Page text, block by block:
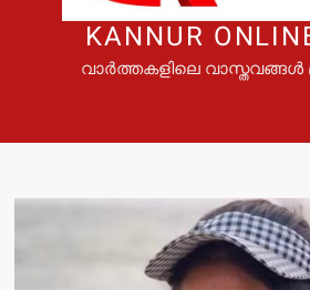
KANNUR
വാർത്തകളിലെ വാസ്തവങ്ങൾ